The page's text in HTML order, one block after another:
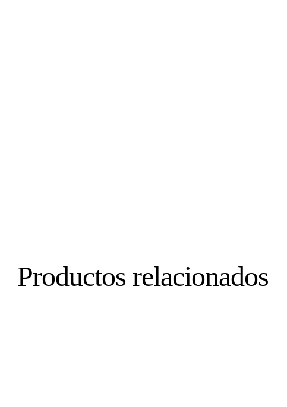
Productos relacionados